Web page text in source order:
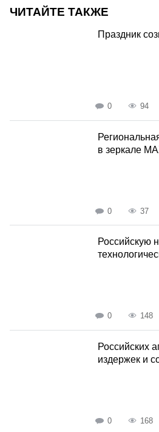
ЧИТАЙТЕ ТАКЖЕ
Праздник
0 94
в зеркале
0 37
Российскую
0 148
Российских
издержек и
0 168